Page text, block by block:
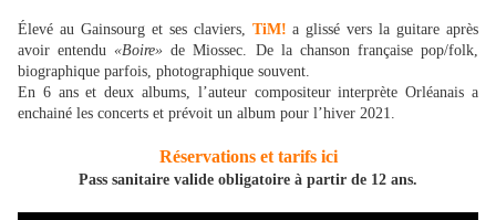
Élevé au Gainsourg et ses claviers, TiM! a glissé vers la guitare après
avoir entendu«Boire» de Miossec. De la chanson française pop/folk,
biographique parfois, photographique souvent.
En 6 ans et deux albums, l’auteur compositeur interprète Orléanais a
enchainé les concerts et prévoit un album pour l’hiver 2021.
Réservations et tarifs ici
Pass sanitaire valide obligatoire à partir de 12 ans.